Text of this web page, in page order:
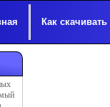
Как скачивать